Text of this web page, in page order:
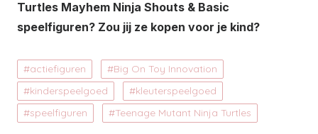
Turtles Mayhem Ninja Shouts & Basic
speelfiguren? Zou jij ze kopen voor je kind?
actiefiguren
Big On Toy Innovation
kinderspeelgoed
kleuterspeelgoed
speelfiguren
Teenage Mutant Ninja Turtles